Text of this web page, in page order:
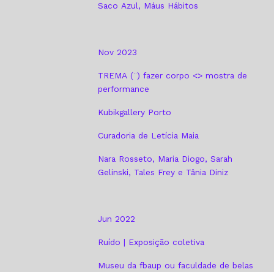
Saco Azul, Máus Hábitos
Nov 2023
TREMA (¨) fazer corpo <> mostra de
performance
Kubikgallery Porto
Curadoria de Letícia Maia
Nara Rosseto, Maria Diogo, Sarah
Gelinski, Tales Frey e Tânia Diniz
Jun 2022
Ruído | Exposição coletiva
Museu da fbaup ou faculdade de belas